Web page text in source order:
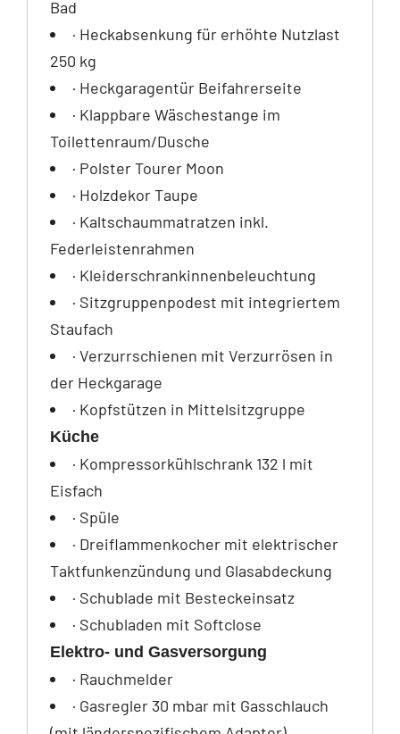
Bad
· Heckabsenkung für erhöhte Nutzlast
250 kg
· Heckgaragentür Beifahrerseite
· Klappbare Wäschestange im
Toilettenraum/Dusche
· Polster Tourer Moon
· Holzdekor Taupe
· Kaltschaummatratzen inkl.
Federleistenrahmen
· Kleiderschrankinnenbeleuchtung
· Sitzgruppenpodest mit integriertem
Staufach
· Verzurrschienen mit Verzurrösen in
der Heckgarage
· Kopfstützen in Mittelsitzgruppe
Küche
· Kompressorkühlschrank 132 l mit
Eisfach
· Spüle
· Dreiflammenkocher mit elektrischer
Taktfunkenzündung und Glasabdeckung
· Schublade mit Besteckeinsatz
· Schubladen mit Softclose
Elektro- und Gasversorgung
· Rauchmelder
· Gasregler 30 mbar mit Gasschlauch